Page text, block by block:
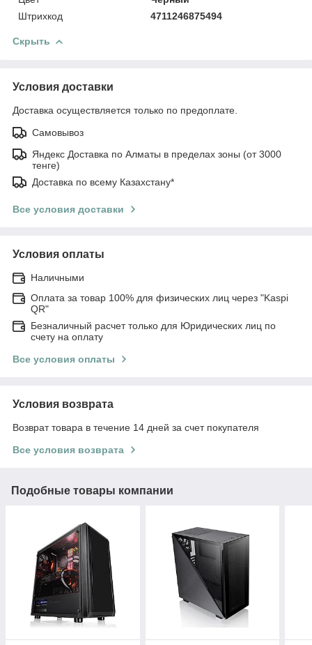
Штрихкод
4711246875494
Скрыть
Условия доставки
Доставка осуществляется только по предоплате.
Самовывоз
Яндекс Доставка по Алматы в пределах зоны (от 3000
тенге)
Доставка по всему Казахстану*
Все условия доставки
Условия оплаты
Наличными
Оплата за товар 100% для физических лиц через "Kaspi
QR"
Безналичный расчет только для Юридических лиц по
счету на оплату
Все условия оплаты
Условия возврата
Возврат товара в течение 14 дней за счет покупателя
Все условия возврата
Подобные товары компании